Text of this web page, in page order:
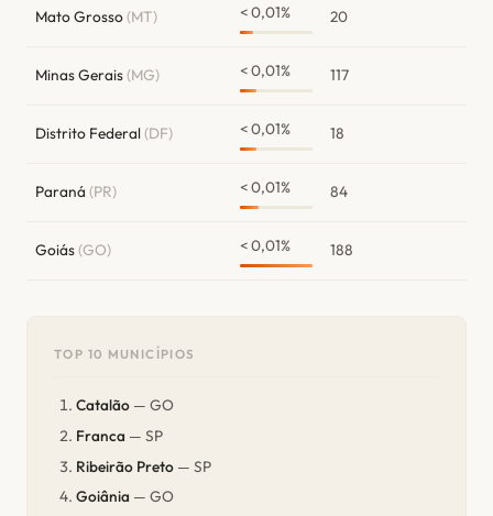
Mato Grosso(MT) < 0,01% 20
Minas Gerais(MG) < 0,01% 117
Distrito Federal(DF) < 0,01% 18
Paraná (PR) < 0,01% 84
Goiás(GO) < 0,01% 188
TOP 10 MUNICÍPIOS
Catalão — GO
Franca — SP
Ribeirão Preto — SP
Goiânia — GO